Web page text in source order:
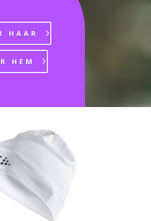
HAAR
HEM